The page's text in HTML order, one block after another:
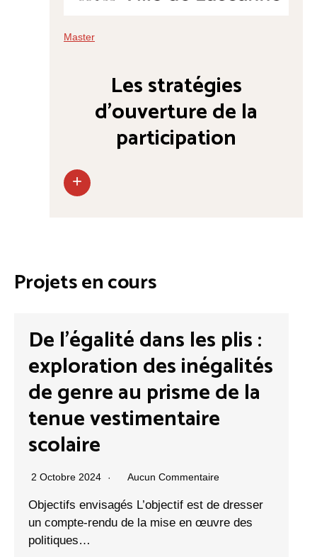
Master
Les stratégies
d’ouverture de la
participation
+
Projets en cours
les plis :
inégalités
de la
est de dresser
en œuvre des
Evaluation de
l’acceptation et
« Lausanne
17 Juin 2024 Aucun
Objectifs envisagés